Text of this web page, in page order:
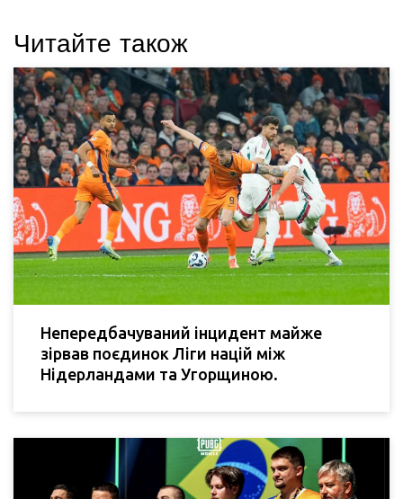
Читайте також
Непередбачуваний інцидент майже
зірвав поєдинок Ліги націй між
Нідерландами та Угорщиною.